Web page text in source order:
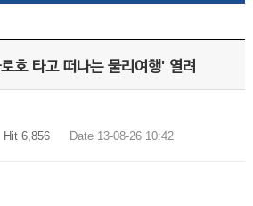
호 타고 떠나는 물리여행' 열려
Hit 6,856 Date 13-08-26 10:42